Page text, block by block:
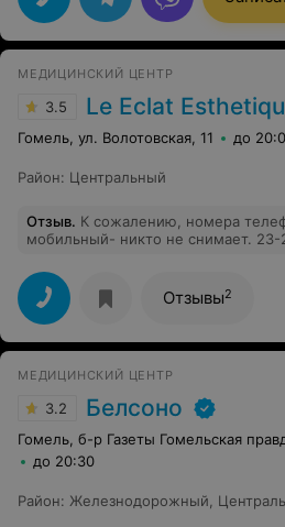
МЕДИЦИНСКИЙ ЦЕНТР
3.5 Le Eclat
Гомель, ул. Волотовская, 11 до
Район: Центральный
Отзыв. К сожалению, номера
мобильный- никто не снимает. 23-
Отзывы2
МЕДИЦИНСКИЙ ЦЕНТР
3.2 Белсоно
Гомель, б-р Газеты Гомельская
до 20:30
Район: Железнодорожный